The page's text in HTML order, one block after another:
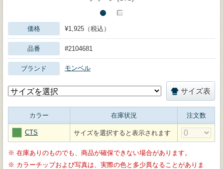
価格 ¥1,925（税込）
品番 #2104681
ブランド モンベル
サイズ表
カラー 在庫状況 注文数
CTS サイズを選択すると表示されます
※ 在庫ありのものでも、商品が確保できない場合があります。
※ カラーチップおよび写真は、実際の色と多少異なることがありま